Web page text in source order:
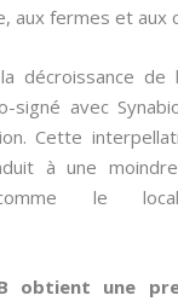
aux fermes et aux
décroissance
signé avec
Cette
à une
comme le
obtient une